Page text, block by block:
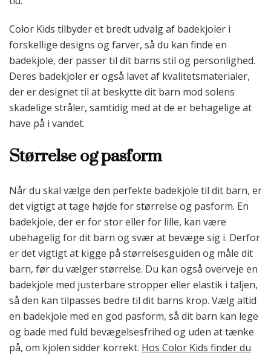
Color Kids tilbyder et bredt udvalg af badekjoler i
forskellige designs og farver, så du kan finde en
badekjole, der passer til dit barns stil og personlighed.
Deres badekjoler er også lavet af kvalitetsmaterialer,
der er designet til at beskytte dit barn mod solens
skadelige stråler, samtidig med at de er behagelige at
have på i vandet.
Størrelse og pasform
Når du skal vælge den perfekte badekjole til dit barn, er
det vigtigt at tage højde for størrelse og pasform. En
badekjole, der er for stor eller for lille, kan være
ubehagelig for dit barn og svær at bevæge sig i. Derfor
er det vigtigt at kigge på størrelsesguiden og måle dit
barn, før du vælger størrelse. Du kan også overveje en
badekjole med justerbare stropper eller elastik i taljen,
så den kan tilpasses bedre til dit barns krop. Vælg altid
en badekjole med en god pasform, så dit barn kan lege
og bade med fuld bevægelsesfrihed og uden at tænke
på, om kjolen sidder korrekt. Hos Color Kids finder du